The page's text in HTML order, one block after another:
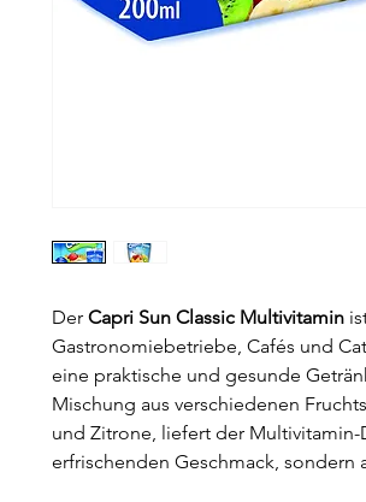
Der Capri Sun Classic Multivitamin
Gastronomiebetriebe, Cafés und
eine praktische und gesunde
Mischung aus verschiedenen
und Zitrone, liefert der
erfrischenden Geschmack, sondern